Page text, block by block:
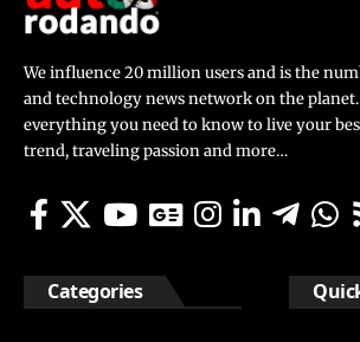
We influence 20 million users and is the
and technology news network on the
everything you need to know to live your
trend, traveling passion and more…
Categories